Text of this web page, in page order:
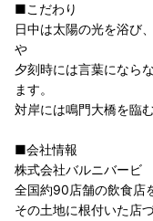
■こだわり
日中は太陽の光を浴び
や
夕刻時には言葉になら
ます。
対岸には鳴門大橋を臨
■会社情報
株式会社バルニバービ
全国約90店舗の飲食店
その土地に根付いた店